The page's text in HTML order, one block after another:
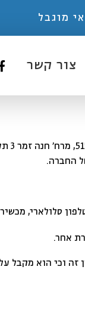
מוגבל
צור קשר
, מרח’ חנה זמר 3 תל אביב
החברה.
סלולארי,
אחר.
וכי הוא מקבל